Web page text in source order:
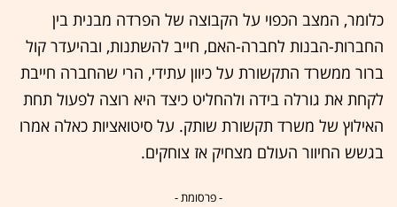
כלומר, המצב הכפוי על הקבוצה של הפרדה מבנית בין
החברות-הבנות לחברה-האם, חייב להשתנות, ובהיעדר קול
ברור ממשרד התקשורת על כיוון עתידי, הרי שהחברה חייבת
לקחת את גורלה בידה ולהחליט כיצד היא רוצה לפעול תחת
האילוץ של משרד תקשורת שותק. על סיטואציות כאלה אמרו
בגשש החיוור העולם מצחיק אז צוחקים.
- פרסומת -